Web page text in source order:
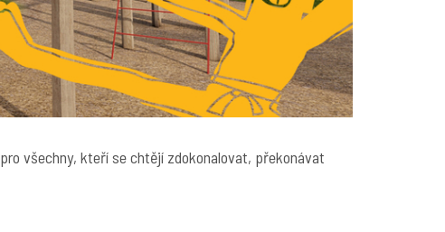
všechny, kteří se chtějí zdokonalovat, překonávat